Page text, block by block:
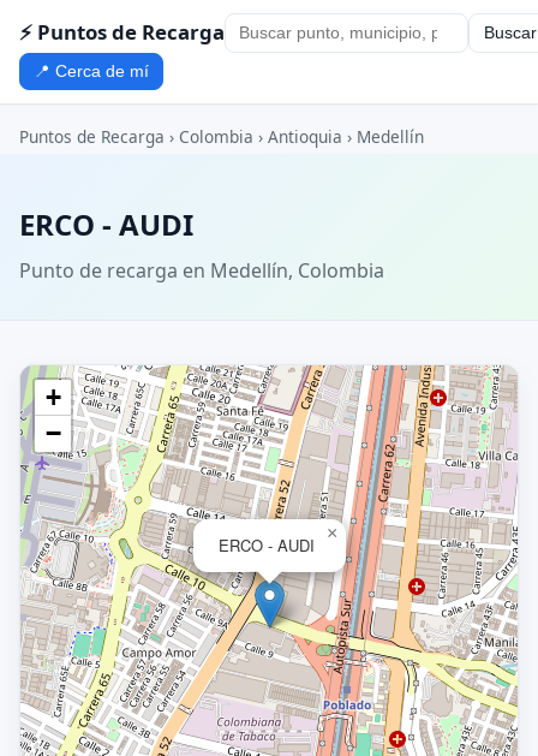
⚡ Puntos de Recarga Buscar
📍 Cerca de mí
Puntos de Recarga › Colombia › Antioquia › Medellín
ERCO - AUDI
Punto de recarga en Medellín, Colombia
ERCO - AUDI
×
+
−